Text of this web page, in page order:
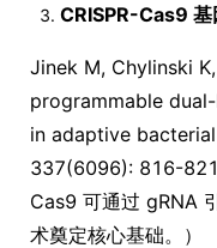
CRISPR-Cas9
Jinek M, Chylinski
programmable
in adaptive
337(6096): 816-
Cas9 可通过 gRNA
术奠定核心基础。）